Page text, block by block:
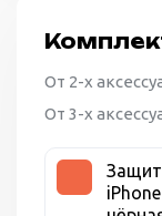
От 2-х
От 3-х